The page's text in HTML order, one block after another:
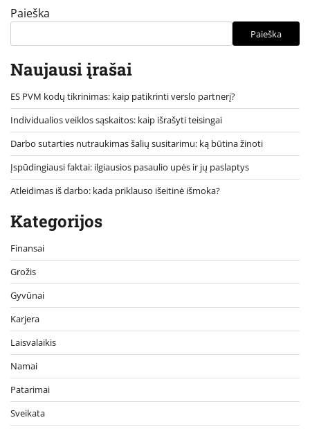
Paieška
Paieška
Naujausi įrašai
ES PVM kodų tikrinimas: kaip patikrinti verslo partnerį?
Individualios veiklos sąskaitos: kaip išrašyti teisingai
Darbo sutarties nutraukimas šalių susitarimu: ką būtina žinoti
Įspūdingiausi faktai: ilgiausios pasaulio upės ir jų paslaptys
Atleidimas iš darbo: kada priklauso išeitinė išmoka?
Kategorijos
Finansai
Grožis
Gyvūnai
Karjera
Laisvalaikis
Namai
Patarimai
Sveikata